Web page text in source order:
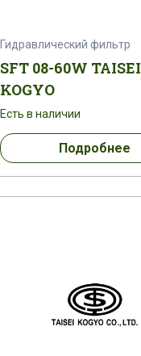
Гидравлический фильтр
SFT 08-60W TAISEI
KOGYO
Есть в наличии
Подробнее